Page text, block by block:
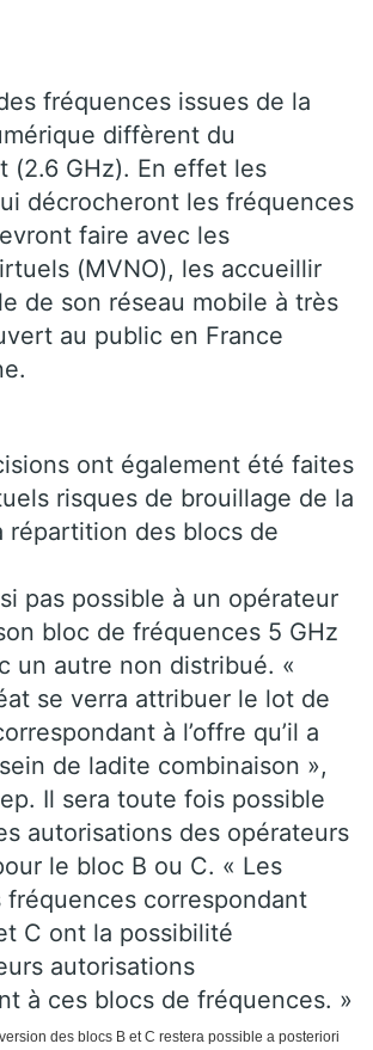
fréquences issues de la
diffèrent du
(2.6 GHz). En effet les
décrocheront les fréquences
faire avec les
(MVNO), les accueillir
de son réseau mobile à très
au public en France
ont également été faites
risques de brouillage de la
répartition des blocs de
pas possible à un opérateur
bloc de fréquences 5 GHz
un autre non distribué. «
se verra attribuer le lot de
à l’offre qu’il a
de ladite combinaison »,
Il sera toute fois possible
autorisations des opérateurs
le bloc B ou C. « Les
correspondant
C ont la possibilité
autorisations
à ces blocs de fréquences. »
des blocs B et C restera possible a posteriori